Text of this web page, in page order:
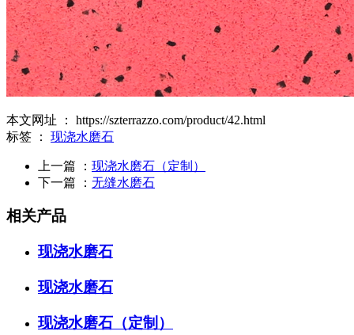
本文网址 ： https://szterrazzo.com/product/42.html
标签 ：
现浇水磨石
上一篇 ： 现浇水磨石（定制）
下一篇 ： 无缝水磨石
相关产品
现浇水磨石
现浇水磨石
现浇水磨石（定制）